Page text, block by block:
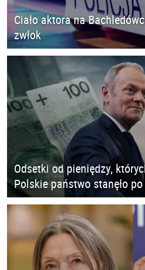
Ciało aktora na
zwłok
Odsetki od pieniędzy,
Polskie państwo stanęło